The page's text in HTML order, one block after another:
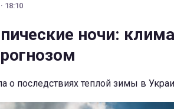
18:10
ночи:
о последствиях теплой зимы в